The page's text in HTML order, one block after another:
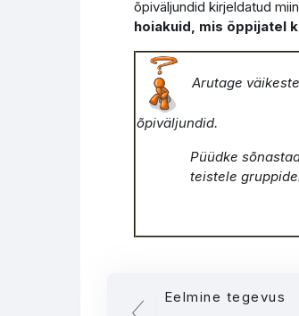
õpiväljundid kirjeldatud
hoiakuid, mis õppijatel
Arutage
õpiväljundid.
Püüdke
teistele
Eelmine tegevus